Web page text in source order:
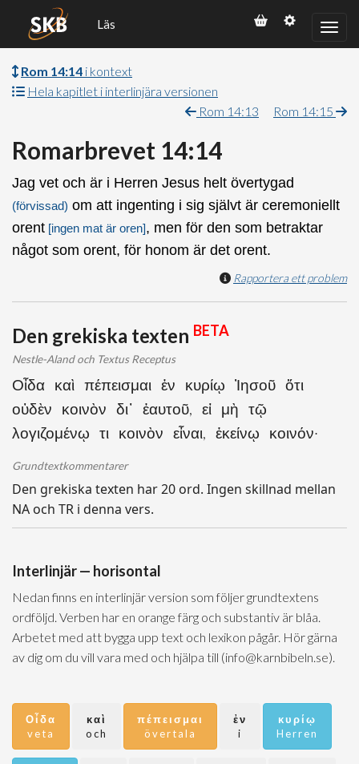
Läs
Rom 14:14 i kontext
Hela kapitlet i interlinjära versionen
Rom 14:13
Rom 14:15
Romarbrevet 14:14
Jag vet och är i Herren Jesus helt övertygad
(förvissad) om att ingenting i sig självt är ceremoniellt
orent [ingen mat är oren], men för den som betraktar
något som orent, för honom är det orent.
Rapportera ett problem
Den grekiska texten BETA
Nestle-Aland och Textus Receptus
Οἶδα καὶ πέπεισμαι ἐν κυρίῳ Ἰησοῦ ὅτι
οὐδὲν κοινὸν δι᾽ ἑαυτοῦ, εἰ μὴ τῷ
λογιζομένῳ τι κοινὸν εἶναι, ἐκείνῳ κοινόν·
Grundtextkommentarer
Den grekiska texten har 20 ord. Ingen skillnad mellan
NA och TR i denna vers.
Interlinjär — horisontal
Nedan finns en interlinjär version som följer grundtextens
ordföljd. Verben har en orange färg och substantiv är blåa.
Arbetet med att bygga upp text och lexikon pågår. Hör gärna
av dig om du vill vara med och hjälpa till (info@karnbibeln.se).
Οἶδα
veta
καὶ
och
πέπεισμαι
övertala
ἐν
i
κυρίῳ
Herren